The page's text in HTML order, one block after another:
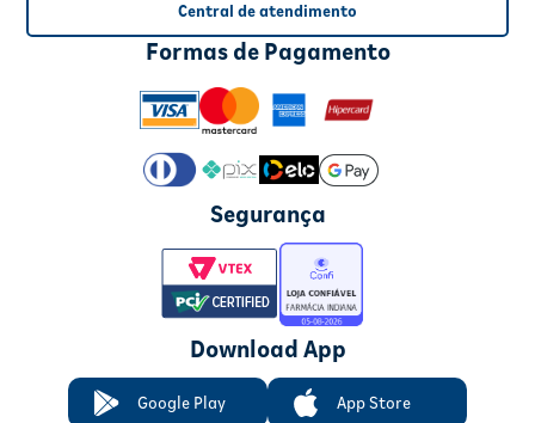
Central de atendimento
Formas de Pagamento
Segurança
Download App
Google Play App Store